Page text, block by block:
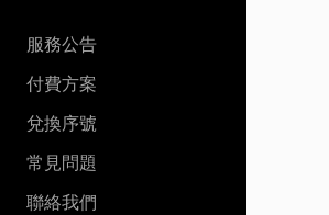
服務公告
付費方案
兌換序號
常見問題
聯絡我們